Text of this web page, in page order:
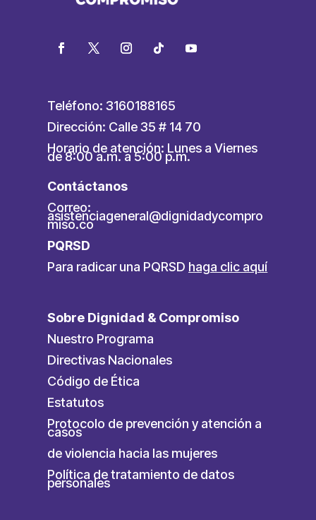
Teléfono: 3160188165
Dirección: Calle 35 # 14 70
Horario de atención: Lunes a Viernes
de 8:00 a.m. a 5:00 p.m.
Contáctanos
Correo:
asistenciageneral@dignidadycompro
miso.co
PQRSD
Para radicar una PQRSD haga clic aquí
Sobre Dignidad & Compromiso
Nuestro Programa
Directivas Nacionales
Código de Ética
Estatutos
Protocolo de prevención y atención a
casos
de violencia hacia las mujeres
Política de tratamiento de datos
personales